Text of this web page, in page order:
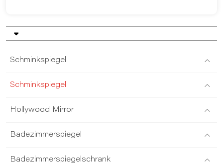
Schminkspiegel
Schminkspiegel
Hollywood Mirror
Badezimmerspiegel
Badezimmerspiegelschrank